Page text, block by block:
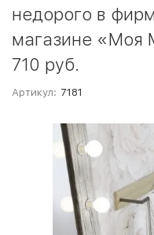
недорого в
магазине «Моя
710 руб.
Артикул: 7181